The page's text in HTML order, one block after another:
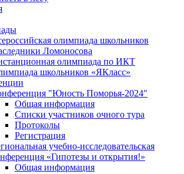
олимпиада школьников
Ломоносова
олимпиада по ИКТ
школьников «ЯКласс»
"Юность Поморья-2024"
Общая информация
Списки участников очного тура
Протоколы
Регистрация
учебно-исследовательская
«Гипотезы и открытия!»
Общая информация